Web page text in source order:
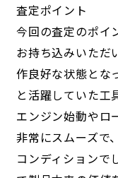
査定ポイント
今回の査定のポイ
お持ち込みいただ
作良好な状態とな
と活躍していた工
エンジン始動やロ
非常にスムーズで
コンディションで